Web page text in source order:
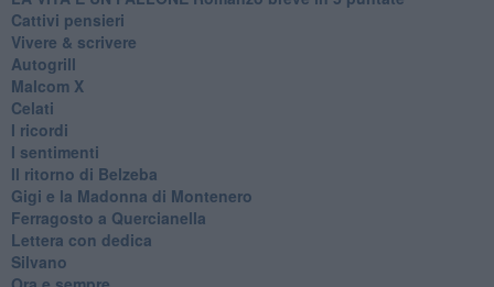
Cattivi pensieri
Vivere & scrivere
Autogrill
Malcom X
Celati
I ricordi
I sentimenti
Il ritorno di Belzeba
Gigi e la Madonna di Montenero
Ferragosto a Quercianella
Lettera con dedica
Silvano